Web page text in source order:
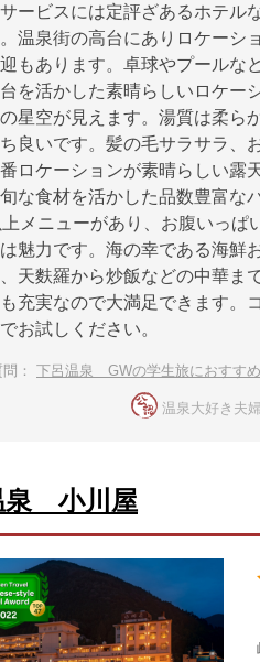
ービスには定評ざあるホテル
温泉街の高台にありロケーシ
もあります。卓球やプールな
を活かした素晴らしいロケー
星空が見えます。湯質は柔ら
良いです。髪の毛サラサラ、
ロケーションが素晴らしい露
な食材を活かした品数豊富な
メニューがあり、お腹いっぱ
魅力です。海の幸である海鮮
天麩羅から炒飯などの中華ま
充実なので大満足できます。
お試しください。
： 下呂温泉 GWの学生旅におすす
温泉大好き夫
泉 小川屋